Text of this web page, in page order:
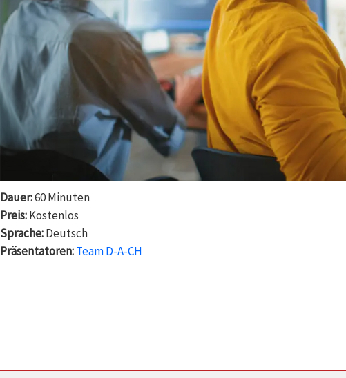
Dauer:60 Minuten
Preis:Kostenlos
Sprache:Deutsch
Präsentatoren:Team D-A-CH